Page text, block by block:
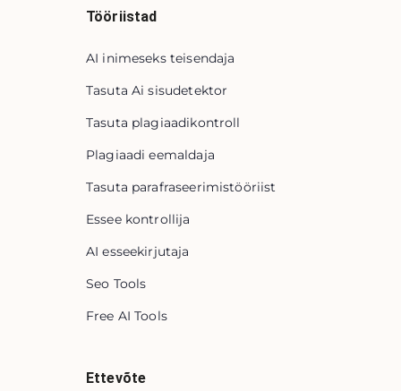
Tööriistad
AI inimeseks teisendaja
Tasuta Ai sisudetektor
Tasuta plagiaadikontroll
Plagiaadi eemaldaja
Tasuta parafraseerimistööriist
Essee kontrollija
AI esseekirjutaja
Seo Tools
Free AI Tools
Ettevõte